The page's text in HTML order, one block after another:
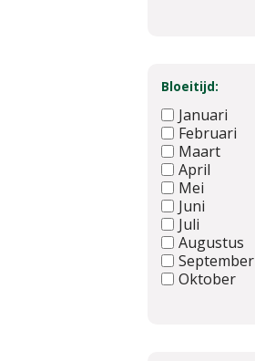
Bloeitijd:
Januari
Februari
Maart
April
Mei
Juni
Juli
Augustus
September
Oktober